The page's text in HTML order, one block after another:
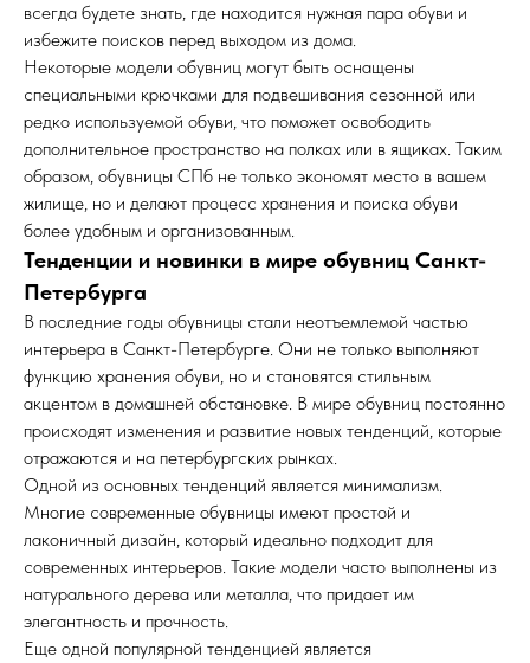
всегда будете знать, где находится нужная пара обуви и
избежите поисков перед выходом из дома.
Некоторые модели обувниц могут быть оснащены
специальными крючками для подвешивания сезонной или
редко используемой обуви, что поможет освободить
дополнительное пространство на полках или в ящиках. Таким
образом, обувницы СПб не только экономят место в вашем
жилище, но и делают процесс хранения и поиска обуви
более удобным и организованным.
Тенденции и новинки в мире обувниц Санкт-
Петербурга
В последние годы обувницы стали неотъемлемой частью
интерьера в Санкт-Петербурге. Они не только выполняют
функцию хранения обуви, но и становятся стильным
акцентом в домашней обстановке. В мире обувниц постоянно
происходят изменения и развитие новых тенденций, которые
отражаются и на петербургских рынках.
Одной из основных тенденций является минимализм.
Многие современные обувницы имеют простой и
лаконичный дизайн, который идеально подходит для
современных интерьеров. Такие модели часто выполнены из
натурального дерева или металла, что придает им
элегантность и прочность.
Еще одной популярной тенденцией является